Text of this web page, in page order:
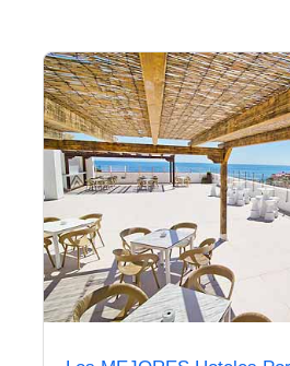
PUEBLOS
BLANCOS
Grazalema
Zahara de la
Zahara